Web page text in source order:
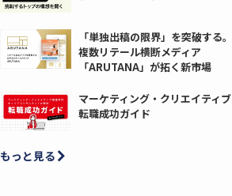
「単独出稿の限界」を突破する。
複数リテール横断メディア
「ARUTANA」が拓く新市場
マーケティング・クリエイティブ
転職成功ガイド
もっと見る